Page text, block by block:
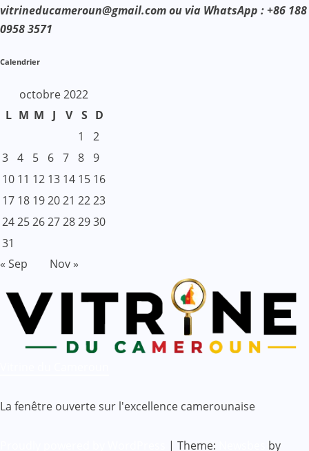
vitrineducameroun@gmail.com ou via WhatsApp : +86 188
0958 3571
Calendrier
octobre 2022
L M M J V S D
1
2
3 4 5 6 7 8 9
10 11 12 13 14 15 16
17 18 192021 2223
24252627282930
31
« Sep
Nov »
La fenêtre ouverte sur l'excellence camerounaise
| Theme: by